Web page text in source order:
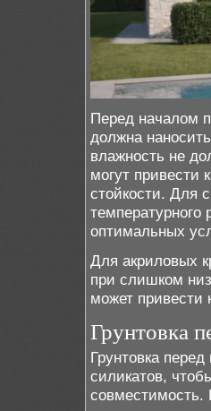
Перед началом
должна
влажность не
могут привести
стойкости. Для
температурного
оптимальных
Для акриловых
при слишком
может привести
Грунтовка
Грунтовка
силикатов,
совместимость.